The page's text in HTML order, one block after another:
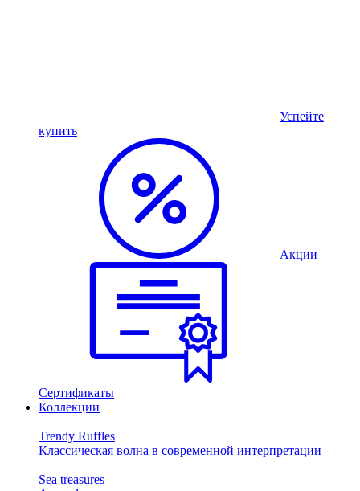
Успейте
купить
Акции
Сертификаты
Коллекции
Trendy Ruffles
Классическая волна в современной интерпретации
Sea treasures